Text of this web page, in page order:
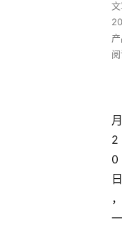
月
2
0
日
，
一